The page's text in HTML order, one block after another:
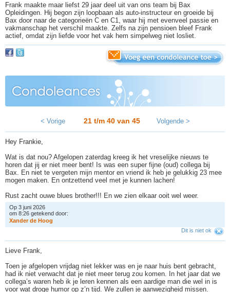
Frank maakte maar liefst 29 jaar deel uit van ons team bij Bax
Opleidingen. Hij begon zijn loopbaan als auto-instructeur en groeide bij
Bax door naar de categorieën C en C1, waar hij met evenveel passie en
vakmanschap het verschil maakte. Zelfs na zijn pensioen bleef Frank
actief, omdat zijn liefde voor het vak hem simpelweg niet losliet.
< Vorige 21 t/m 40 van 45 Volgende >
Hey Frankie,
Wat is dat nou? Afgelopen zaterdag kreeg ik het vreselijke nieuws te
horen dat jij er niet meer bent! Is was een super fijne (oud) collega bij
Bax. En niet te vergeten mijn mentor en vriend ik heb je gelukkig 23 mee
mogen maken. En ontzettend veel met je kunnen lachen!
Rust zacht ouwe blues brother!!! En we zien elkaar ooit wel weer.
Op 3 juni 2026
om 8:26 getekend door:
Xander de Hoog
Dit is niet ok
Lieve Frank,
Toen je afgelopen vrijdag niet lekker was en je naar huis bent gebracht,
had ik niet verwacht dat je niet meer terug zou komen. In het jaar dat we
collega’s waren heb ik je leren kennen als een aardige man die wel in is
voor wat droge humor op z’n tijd. We zullen je aanwezigheid missen.